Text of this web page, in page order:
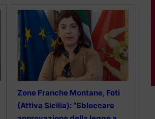
Zone Franche Montane, Foti
(Attiva Sicilia): “Sbloccare